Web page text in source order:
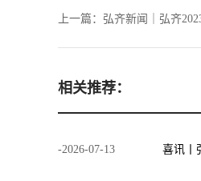
上一篇： 弘齐新闻｜弘齐
相关推荐：
-2026-07-13 喜讯丨